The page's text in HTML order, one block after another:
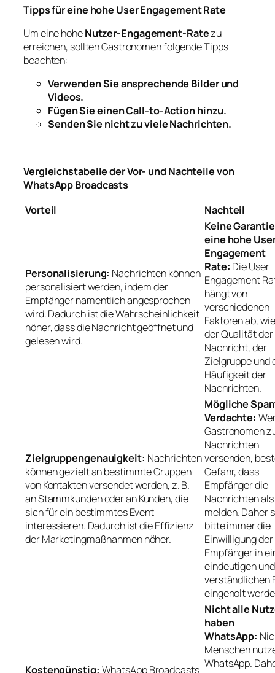
Tipps für eine hohe User Engagement Rate
Um eine hoheNutzer-Engagement-Ratezu
erreichen, sollten Gastronomen folgende Tipps
beachten:
Verwenden Sie ansprechende Bilder und
Videos.
Fügen Sie einen Call-to-Action hinzu.
Senden Sie nicht zu viele Nachrichten.
Vergleichstabelle der Vor- und Nachteile von
WhatsApp Broadcasts
Vorteil
Nachteil
Personalisierung: Nachrichten können
personalisiert werden, indem der
Empfänger namentlich angesprochen
wird. Dadurch ist die Wahrscheinlichkeit
höher, dass die Nachricht geöffnet und
gelesen wird.
Keine
eine hohe
Engagement
Rate: Die User
Engagement
hängt von
verschiedenen
Faktoren ab,
der Qualität der
Nachricht, der
Zielgruppe und
Häufigkeit der
Nachrichten.
Zielgruppengenauigkeit: Nachrichten
können gezielt an bestimmte Gruppen
von Kontakten versendet werden, z. B.
an Stammkunden oder an Kunden, die
sich für ein bestimmtes Event
interessieren. Dadurch ist die Effizienz
der Marketingmaßnahmen höher.
Mögliche
Verdachte:
Gastronomen
Nachrichten
versenden,
Gefahr, dass
Empfänger die
Nachrichten
melden. Daher
bitte immer die
Einwilligung der
Empfänger in
eindeutigen und
verständlichen
eingeholt
Kostengünstig: WhatsApp Broadcasts
Nicht alle
haben
WhatsApp:
Menschen
WhatsApp.